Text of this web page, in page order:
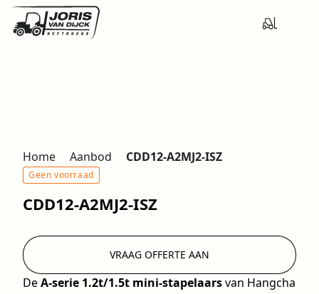
Home Aanbod CDD12-A2MJ2-ISZ
Geen voorraad
CDD12-A2MJ2-ISZ
DeA-serie 1.2t/1.5t mini-stapelaarsvan Hangcha
VRAAG OFFERTE AAN